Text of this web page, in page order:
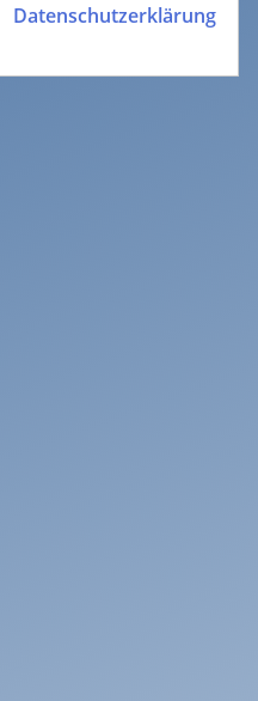
Datenschutz­erklärung